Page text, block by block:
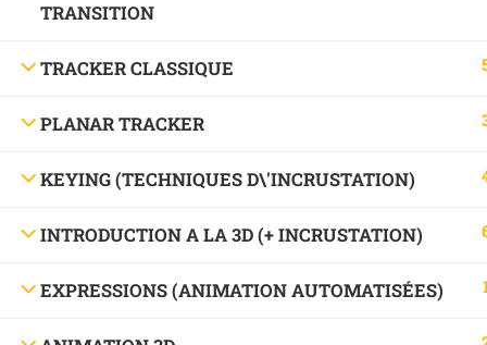
TRANSITION
TRACKER CLASSIQUE
PLANAR TRACKER
KEYING (TECHNIQUES D\'INCRUSTATION)
INTRODUCTION A LA 3D (+ INCRUSTATION)
EXPRESSIONS (ANIMATION AUTOMATISÉES)